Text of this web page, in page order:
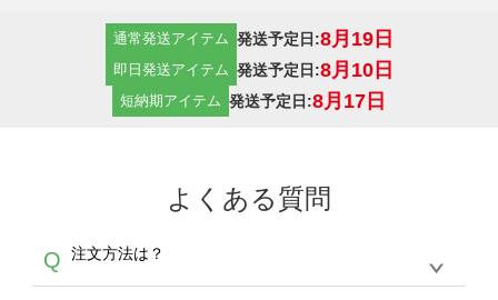
通常発送アイテム 発送予定日:8月19日
即日発送アイテム 発送予定日:8月10日
短納期アイテム 発送予定日:8月17日
よくある質問
Q 注文方法は？